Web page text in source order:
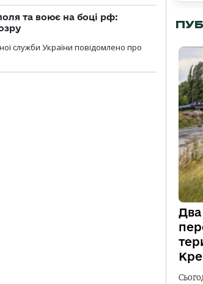
та воює на боці рф:
служби України повідомлено про
Два